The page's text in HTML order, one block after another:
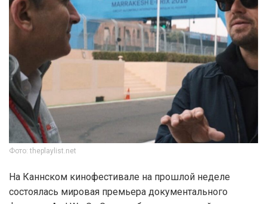
Фото: theplaylist.net
На Каннском кинофестивале на прошлой неделе
состоялась мировая премьера документального